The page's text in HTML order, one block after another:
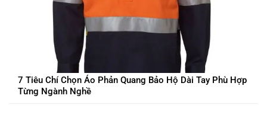
7 Tiêu Chí Chọn Áo Phản Quang Bảo Hộ Dài Tay Phù Hợp
Từng Ngành Nghề